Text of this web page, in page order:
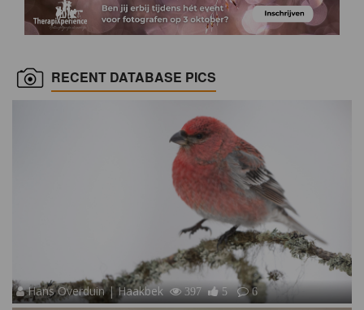
RECENT DATABASE PICS
Hans Overduin | Haakbek 397 5 6